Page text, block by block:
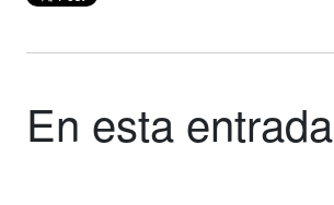
En esta entrada